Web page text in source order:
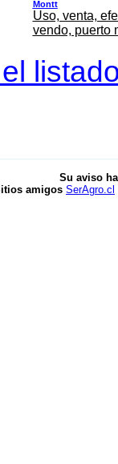
Montt
Uso, venta,
vendo, puerto
Su aviso
amigos SerAgro.cl